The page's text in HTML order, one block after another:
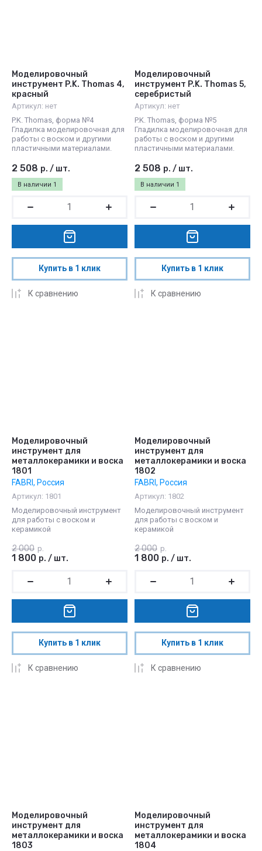
Моделировочный
инструмент P.K. Thomas 4,
красный
Артикул: нет
P.K. Thomas, форма №4
Гладилка моделировочная для
работы с воском и другими
пластичными материалами.
В наличии 1
2 508 р. / шт.
Купить в 1 клик
К сравнению
Моделировочный
инструмент P.K. Thomas 5,
серебристый
Артикул: нет
P.K. Thomas, форма №5
Гладилка моделировочная для
работы с воском и другими
пластичными материалами.
В наличии 1
2 508 р. / шт.
Купить в 1 клик
К сравнению
Моделировочный
инструмент для
металлокерамики и воска
1801
FABRI, Россия
Артикул: 1801
Моделировочный инструмент
для работы с воском и
керамикой
2 000 р.
1 800 р. / шт.
Купить в 1 клик
К сравнению
Моделировочный
инструмент для
металлокерамики и воска
1802
FABRI, Россия
Артикул: 1802
Моделировочный инструмент
для работы с воском и
керамикой
2 000 р.
1 800 р. / шт.
Купить в 1 клик
К сравнению
Моделировочный
инструмент для
металлокерамики и воска
1803
Моделировочный
инструмент для
металлокерамики и воска
1804